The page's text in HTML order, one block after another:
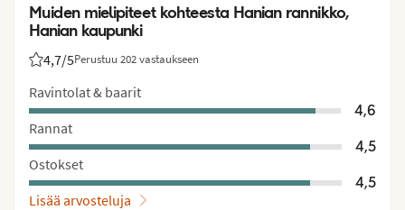
Muiden mielipiteet kohteesta Hanian rannikko,
Hanian kaupunki
4,7/5Perustuu 202 vastaukseen
Asiakkaidemme arviot: 4.7/5
Ravintolat & baarit
4,6
Rannat
4,5
Ostokset
4,5
Lisää arvosteluja